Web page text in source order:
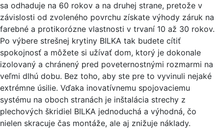
sa odhaduje na 60 rokov a na druhej strane, pretože v
závislosti od zvoleného povrchu získate výhody záruk na
farebné a protikorózne vlastnosti v trvaní 10 až 30 rokov.
Po výbere strešnej krytiny BILKA tak budete cítiť
spokojnosť a môžete si užívať dom, ktorý je dokonale
izolovaný a chránený pred poveternostnými rozmarmi na
veľmi dlhú dobu. Bez toho, aby ste pre to vyvinuli nejaké
extrémne úsilie. Vďaka inovatívnemu spojovaciemu
systému na oboch stranách je inštalácia strechy z
plechových škridiel BILKA jednoduchá a výhodná, čo
nielen skracuje čas montáže, ale aj znižuje náklady.